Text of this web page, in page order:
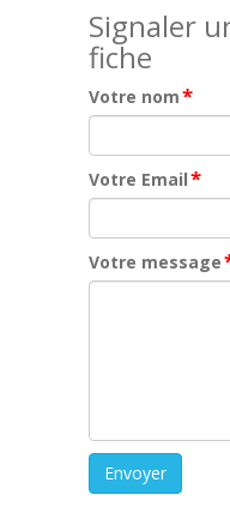
Signaler
fiche
Votre nom*
Votre Email*
Votre message